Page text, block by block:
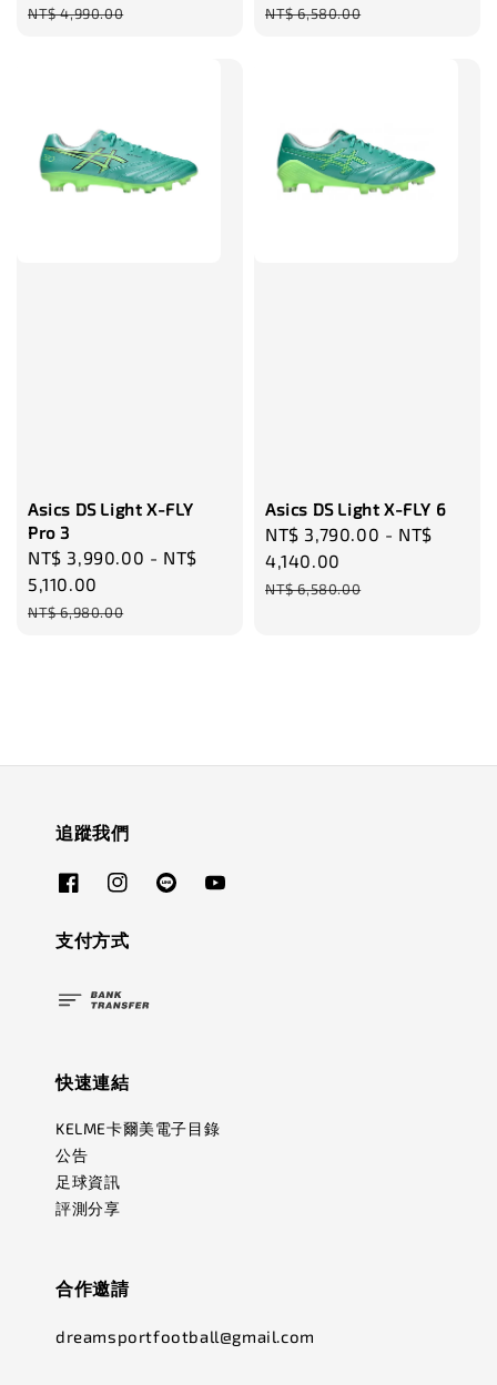
Regular
NT$ 4,990.00
Regular
NT$ 6,580.00
Asics DS Light X-FLY
Pro 3
Sale
price
NT$ 3,990.00 - NT$
5,110.00
Regular
NT$ 6,980.00
Asics DS Light X-FLY 6
Sale
price
NT$ 3,790.00 - NT$
4,140.00
Regular
NT$ 6,580.00
追蹤我們
支付方式
快速連結
KELME卡爾美電子目錄
公告
足球資訊
評測分享
合作邀請
dreamsportfootball@gmail.com